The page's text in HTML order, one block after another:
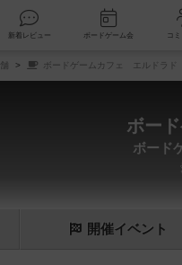
検索 新着レビュー ボードゲー
ボードゲームカフェ エルドラド
ボー
ボード
開催イベント